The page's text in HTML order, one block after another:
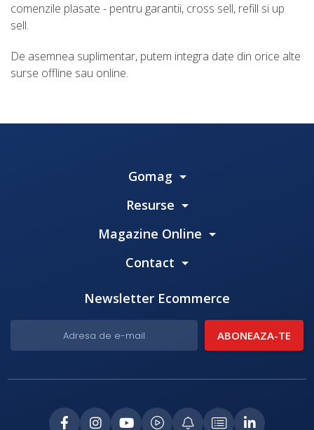
comenzile plasate - pentru garantii, cross sell, refill si up
sell.
De asemnea suplimentar, putem integra date din orice alte
surse offline sau online.
Gomag
Resurse
Magazine Online
Contact
Newsletter Ecommerce